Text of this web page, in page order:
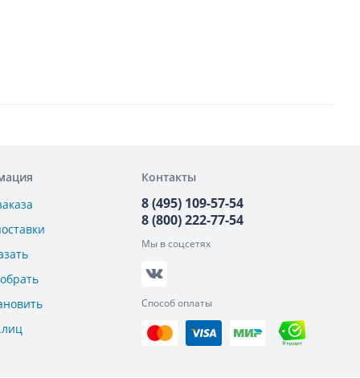
Контакты
8 (495) 109-57-54
8 (800) 222-77-54
Мы в соцсетях
Способ оплаты